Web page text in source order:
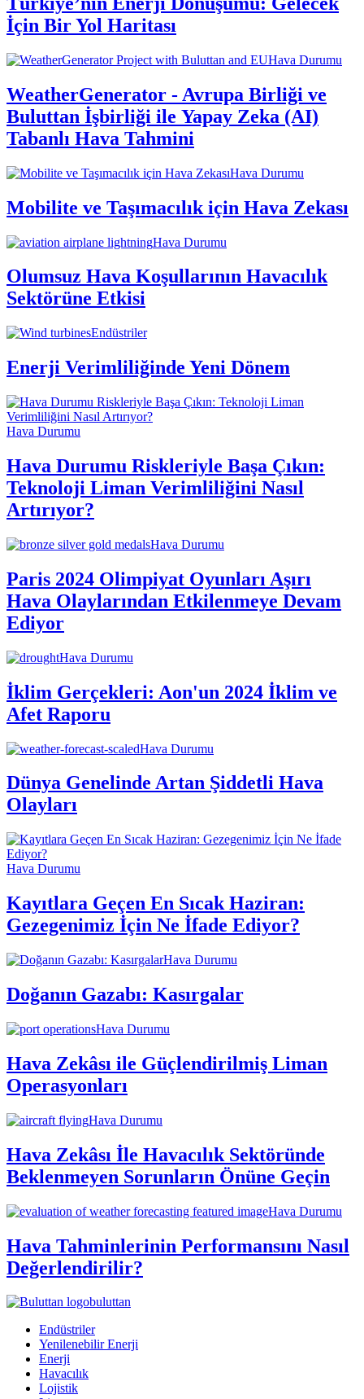
İçin Bir Yol Haritası
Hava Durumu
WeatherGenerator - Avrupa Birliği ve
Buluttan İşbirliği ile Yapay Zeka (AI)
Tabanlı Hava Tahmini
Hava Durumu
Mobilite ve Taşımacılık için Hava Zekası
Hava Durumu
Olumsuz Hava Koşullarının Havacılık
Sektörüne Etkisi
Endüstriler
Enerji Verimliliğinde Yeni Dönem
Hava Durumu
Hava Durumu Riskleriyle Başa Çıkın:
Teknoloji Liman Verimliliğini Nasıl
Artırıyor?
Hava Durumu
Paris 2024 Olimpiyat Oyunları Aşırı
Hava Olaylarından Etkilenmeye Devam
Ediyor
Hava Durumu
İklim Gerçekleri: Aon'un 2024 İklim ve
Afet Raporu
Hava Durumu
Dünya Genelinde Artan Şiddetli Hava
Olayları
Hava Durumu
Kayıtlara Geçen En Sıcak Haziran:
Gezegenimiz İçin Ne İfade Ediyor?
Hava Durumu
Doğanın Gazabı: Kasırgalar
Hava Durumu
Hava Zekâsı ile Güçlendirilmiş Liman
Operasyonları
Hava Durumu
Hava Zekâsı İle Havacılık Sektöründe
Beklenmeyen Sorunların Önüne Geçin
Hava Durumu
Hava Tahminlerinin Performansını Nasıl
Değerlendirilir?
buluttan
Endüstriler
Yenilenebilir Enerji
Enerji
Havacılık
Lojistik